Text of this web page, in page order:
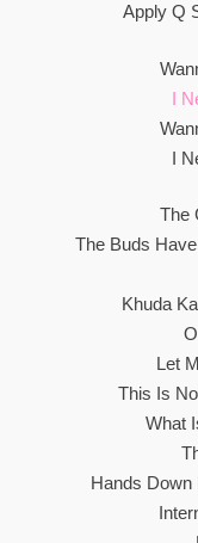
Apply Q
I
I
The
The Buds
Khuda
Let
This Is
What
Hands Down